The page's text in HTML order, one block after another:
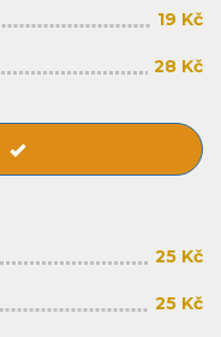
19 Kč
28 Kč
25 Kč
25 Kč